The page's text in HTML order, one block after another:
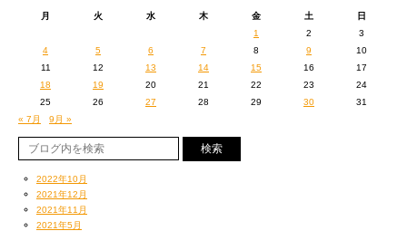
月 火 水 木 金 土
日
1
2
3
4
5 6 7 8 9
10
11
12 13 14 15 16
17
18
19 20 21 22 23
24
25
26 27 28 29 30
31
« 7月
9月 »
2022年10月
2021年12月
2021年11月
2021年5月